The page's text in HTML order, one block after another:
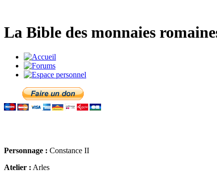
La Bible des monnaies
Personnage : Constance II
Atelier : Arles